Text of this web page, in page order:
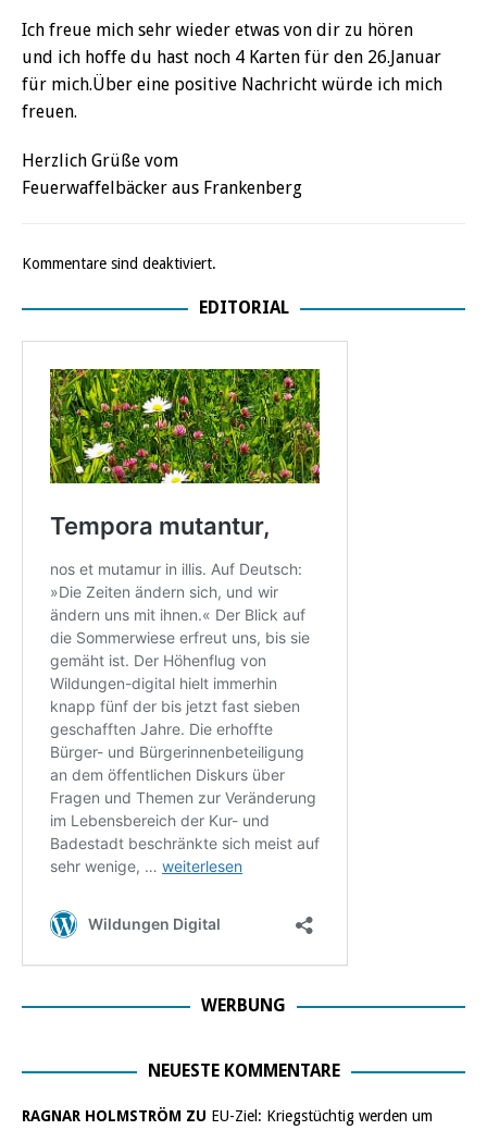
Ich freue mich sehr wieder etwas von dir zu hören
und ich hoffe du hast noch 4 Karten für den 26.Januar
für mich.Über eine positive Nachricht würde ich mich
freuen.
Herzlich Grüße vom
Feuerwaffelbäcker aus Frankenberg
Kommentare sind deaktiviert.
EDITORIAL
WERBUNG
NEUESTE KOMMENTARE
RAGNAR HOLMSTRÖM ZU EU-Ziel: Kriegstüchtig werden um